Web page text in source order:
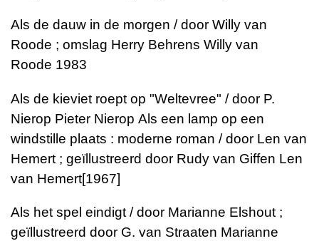
Als de dauw in de morgen / door Willy van
Roode ; omslag Herry Behrens Willy van
Roode 1983
Als de kieviet roept op "Weltevree" / door P.
Nierop Pieter Nierop Als een lamp op een
windstille plaats : moderne roman / door Len van
Hemert ; geïllustreerd door Rudy van Giffen Len
van Hemert[1967]
Als het spel eindigt / door Marianne Elshout ;
geïllustreerd door G. van Straaten Marianne